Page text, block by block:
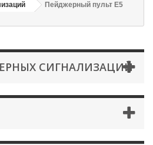
Пейджерный пульт E5
СИГНАЛИЗАЦИЙ